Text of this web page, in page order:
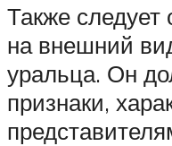
Также следует
на внешний
уральца. Он
признаки,